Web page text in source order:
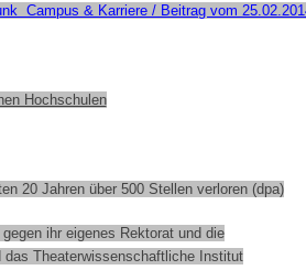
Campus & Karriere / Beitrag vom
Hochschulen
20 Jahren über 500 Stellen verloren (dpa)
ihr eigenes Rektorat und die
das Theaterwissenschaftliche Institut